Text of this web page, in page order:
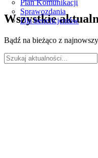
Plan Komunikacji
Sprawozdania
Dla beneficjentów
Wszystkie
Bądź na bieżąco z